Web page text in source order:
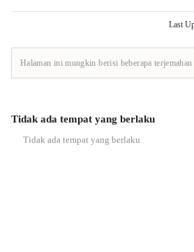
Last
Halaman ini mungkin berisi beberapa terjemahan
Tidak ada tempat yang berlaku
Tidak ada tempat yang berlaku